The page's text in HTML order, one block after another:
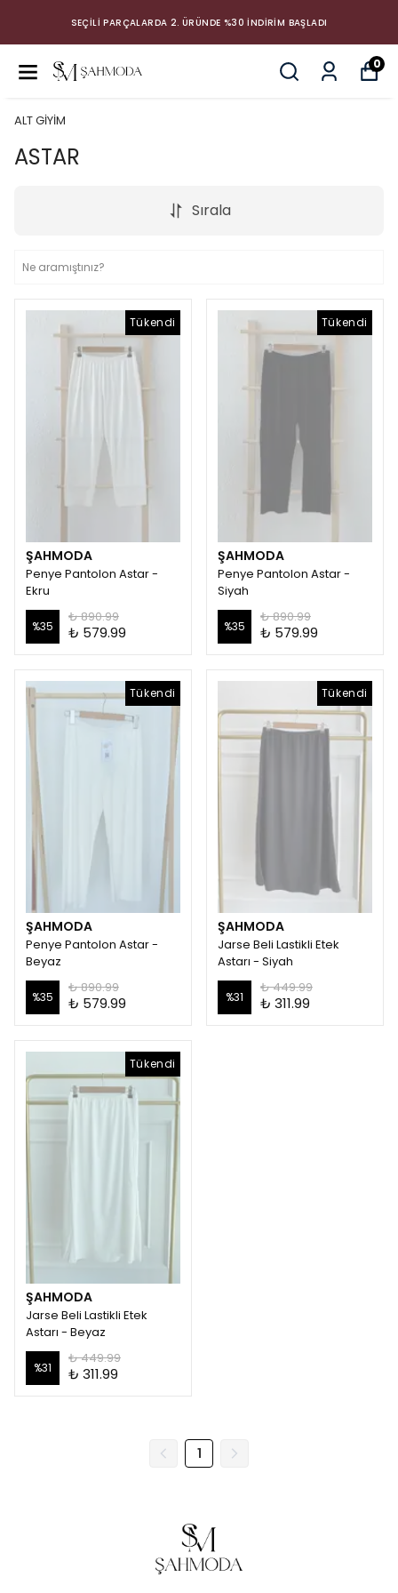
SEÇİLİ PARÇALARDA 2. ÜRÜNDE %30 İNDİRİM BAŞLADI
0
ALT GİYİM
ASTAR
Sırala
Tükendi
ŞAHMODA
Penye Pantolon Astar -
Ekru
%35
₺ 890.99
₺ 579.99
Tükendi
ŞAHMODA
Penye Pantolon Astar -
Siyah
%35
₺ 890.99
₺ 579.99
Tükendi
ŞAHMODA
Penye Pantolon Astar -
Beyaz
%35
₺ 890.99
₺ 579.99
Tükendi
ŞAHMODA
Jarse Beli Lastikli Etek
Astarı - Siyah
%31
₺ 449.99
₺ 311.99
Tükendi
ŞAHMODA
Jarse Beli Lastikli Etek
Astarı - Beyaz
%31
₺ 449.99
₺ 311.99
1